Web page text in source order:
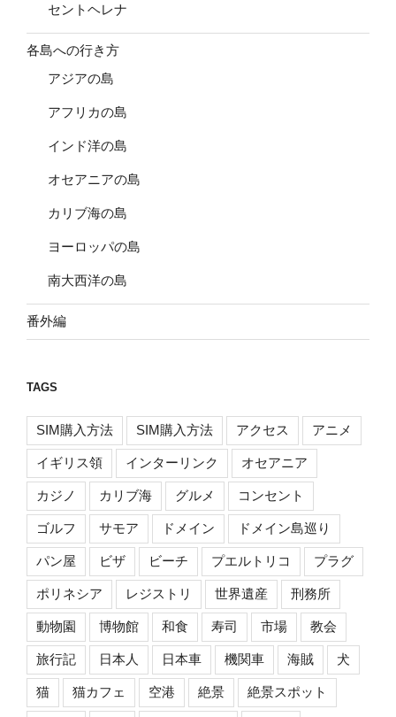
セントヘレナ
各島への行き方
アジアの島
アフリカの島
インド洋の島
オセアニアの島
カリブ海の島
ヨーロッパの島
南大西洋の島
番外編
TAGS
SIM購入方法 SIM購入方法 アクセス アニメ
イギリス領 インターリンク オセアニア
カジノ カリブ海 グルメ コンセント
ゴルフ サモア ドメイン ドメイン島巡り
パン屋 ビザ ビーチ プエルトリコ プラグ
ポリネシア レジストリ 世界遺産 刑務所
動物園 博物館 和食 寿司 市場 教会
旅行記 日本人 日本車 機関車 海賊 犬
猫 猫カフェ 空港 絶景 絶景スポット